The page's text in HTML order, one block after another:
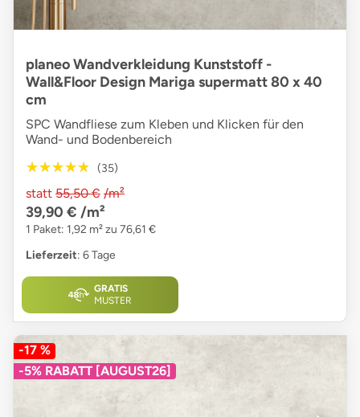
planeo Wandverkleidung Kunststoff -
Wall&Floor Design Mariga supermatt 80 x 40
cm
SPC Wandfliese zum Kleben und Klicken für den
Wand- und Bodenbereich
★★★★★
★★★★★ (35)
statt 55,50 € /m²
39,90 € /m²
1 Paket: 1,92 m² zu 76,61 €
Lieferzeit: 6 Tage
GRATIS
MUSTER
-17 %
-5% RABATT [AUGUST26]